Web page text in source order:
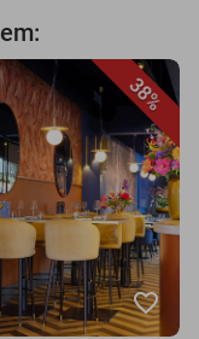
38%
favorite_border